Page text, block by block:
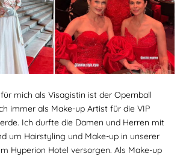
mich als Visagistin ist der Opernball
immer als Make-up Artist für die VIP
Ich durfte die Damen und Herren mit
um Hairstyling und Make-up in unserer
Hyperion Hotel versorgen. Als Make-up